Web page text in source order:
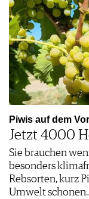
Piwis auf dem
Jetzt 4000
Sie brauchen
besonders
Rebsorten, kurz
Umwelt